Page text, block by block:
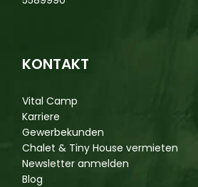
KONTAKT
Vital Camp
Karriere
Gewerbekunden
Chalet & Tiny House vermieten
Newsletter anmelden
Blog